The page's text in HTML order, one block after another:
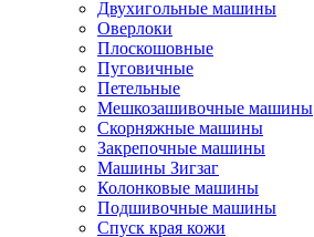
Двухигольные машины
Оверлоки
Плоскошовные
Пуговичные
Петельные
Мешкозашивочные машины
Скорняжные машины
Закрепочные машины
Машины Зигзаг
Колонковые машины
Подшивочные машины
Спуск края кожи